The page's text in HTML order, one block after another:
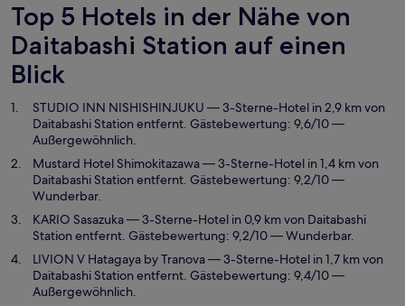
Top 5 Hotels in der Nähe von
Daitabashi Station auf einen
Blick
STUDIO INN NISHISHINJUKU — 3-Sterne-Hotel in 2,9 km von
Daitabashi Station entfernt. Gästebewertung: 9,6/10 —
Außergewöhnlich.
Mustard Hotel Shimokitazawa— 3-Sterne-Hotel in 1,4 km von
Daitabashi Station entfernt. Gästebewertung: 9,2/10 —
Wunderbar.
KARIO Sasazuka— 3-Sterne-Hotel in 0,9 km von Daitabashi
Station entfernt. Gästebewertung: 9,2/10 — Wunderbar.
LIVION V Hatagaya by Tranova— 3-Sterne-Hotel in 1,7 km von
Daitabashi Station entfernt. Gästebewertung: 9,4/10 —
Außergewöhnlich.